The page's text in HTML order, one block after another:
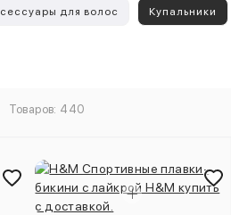
для волос Купальники
Товаров: 440